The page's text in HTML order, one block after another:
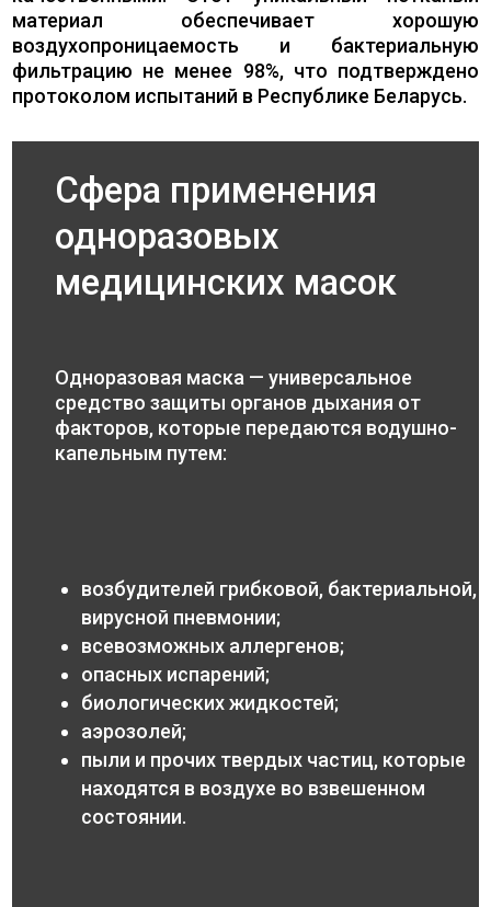
материал обеспечивает хорошую
воздухопроницаемость и бактериальную
фильтрацию не менее 98%, что подтверждено
протоколом испытаний в Республике Беларусь.
Сфера применения
одноразовых
медицинских масок
Одноразовая маска — универсальное
средство защиты органов дыхания от
факторов, которые передаются водушно-
капельным путем:
возбудителей грибковой, бактериальной,
вирусной пневмонии;
всевозможных аллергенов;
опасных испарений;
биологических жидкостей;
аэрозолей;
пыли и прочих твердых частиц, которые
находятся в воздухе во взвешенном
состоянии.